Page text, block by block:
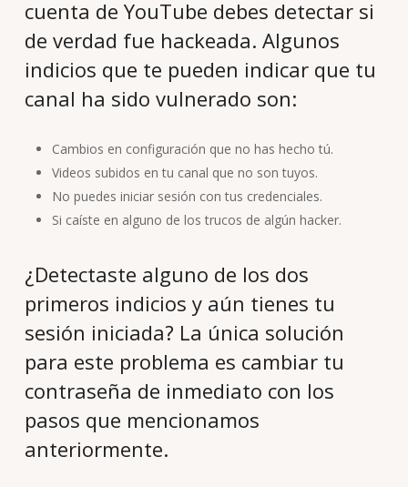
cuenta de YouTube debes detectar si
de verdad fue hackeada. Algunos
indicios que te pueden indicar que tu
canal ha sido vulnerado son:
Cambios en configuración que no has hecho tú.
Videos subidos en tu canal que no son tuyos.
No puedes iniciar sesión con tus credenciales.
Si caíste en alguno de los trucos de algún hacker.
¿Detectaste alguno de los dos
primeros indicios y aún tienes tu
sesión iniciada? La única solución
para este problema es cambiar tu
contraseña de inmediato con los
pasos que mencionamos
anteriormente.